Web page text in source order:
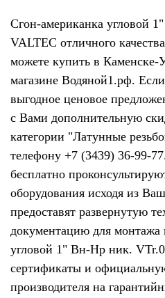
Сгон-американка угловой
VALTEC отличного
можете купить в Каменске-
магазине Водяной1.рф.
выгодное ценовое
с Вами дополнительную
категории "Латунные
телефону +7 (3439) 36-99-
бесплатно
оборудования исходя из
предоставят развернутую
документацию для монтажа
угловой 1" Вн-Нр ник.
сертификаты и
производителя на